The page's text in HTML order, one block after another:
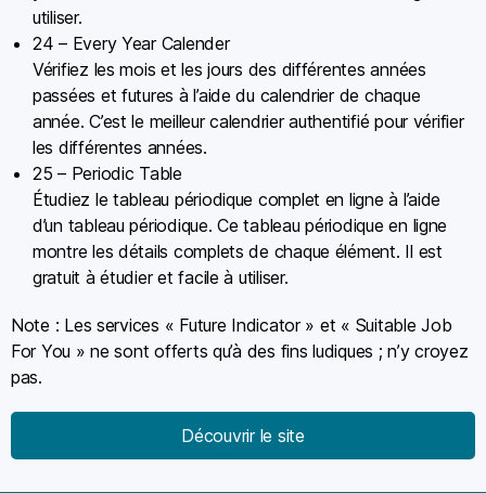
utiliser.
24 – Every Year Calender
Vérifiez les mois et les jours des différentes années
passées et futures à l’aide du calendrier de chaque
année. C’est le meilleur calendrier authentifié pour vérifier
les différentes années.
25 – Periodic Table
Étudiez le tableau périodique complet en ligne à l’aide
d’un tableau périodique. Ce tableau périodique en ligne
montre les détails complets de chaque élément. Il est
gratuit à étudier et facile à utiliser.
Note : Les services « Future Indicator » et « Suitable Job
For You » ne sont offerts qu’à des fins ludiques ; n’y croyez
pas.
Découvrir le site